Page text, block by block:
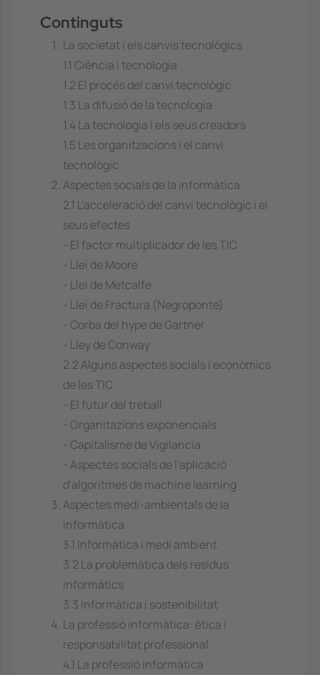
Continguts
La societat i els canvis tecnològics
1.1 Ciència i tecnologia
1.2 El procés del canvi tecnològic
1.3 La difusió de la tecnologia
1.4 La tecnologia i els seus creadors
1.5 Les organitzacions i el canvi
tecnològic
Aspectes socials de la informàtica
2.1 L'acceleració del canvi tecnològic i el
seus efectes
- El factor multiplicador de les TIC
- Llei de Moore
- Llei de Metcalfe
- Llei de Fractura (Negroponte)
- Corba del hype de Gartner
- Lley de Conway
2.2 Alguns aspectes socials i econòmics
de les TIC
- El futur del treball
- Organitazions exponencials
- Capitalisme de Vigilancia
- Aspectes socials de l'aplicació
d'algoritmes de machine learning
Aspectes medi-ambientals de la
informàtica
3.1 Informàtica i medi ambient
3.2 La problemàtica dels residus
informàtics
3.3 Informàtica i sostenibilitat
La professió informàtica: ètica i
responsabilitat professional
4.1 La professió informàtica